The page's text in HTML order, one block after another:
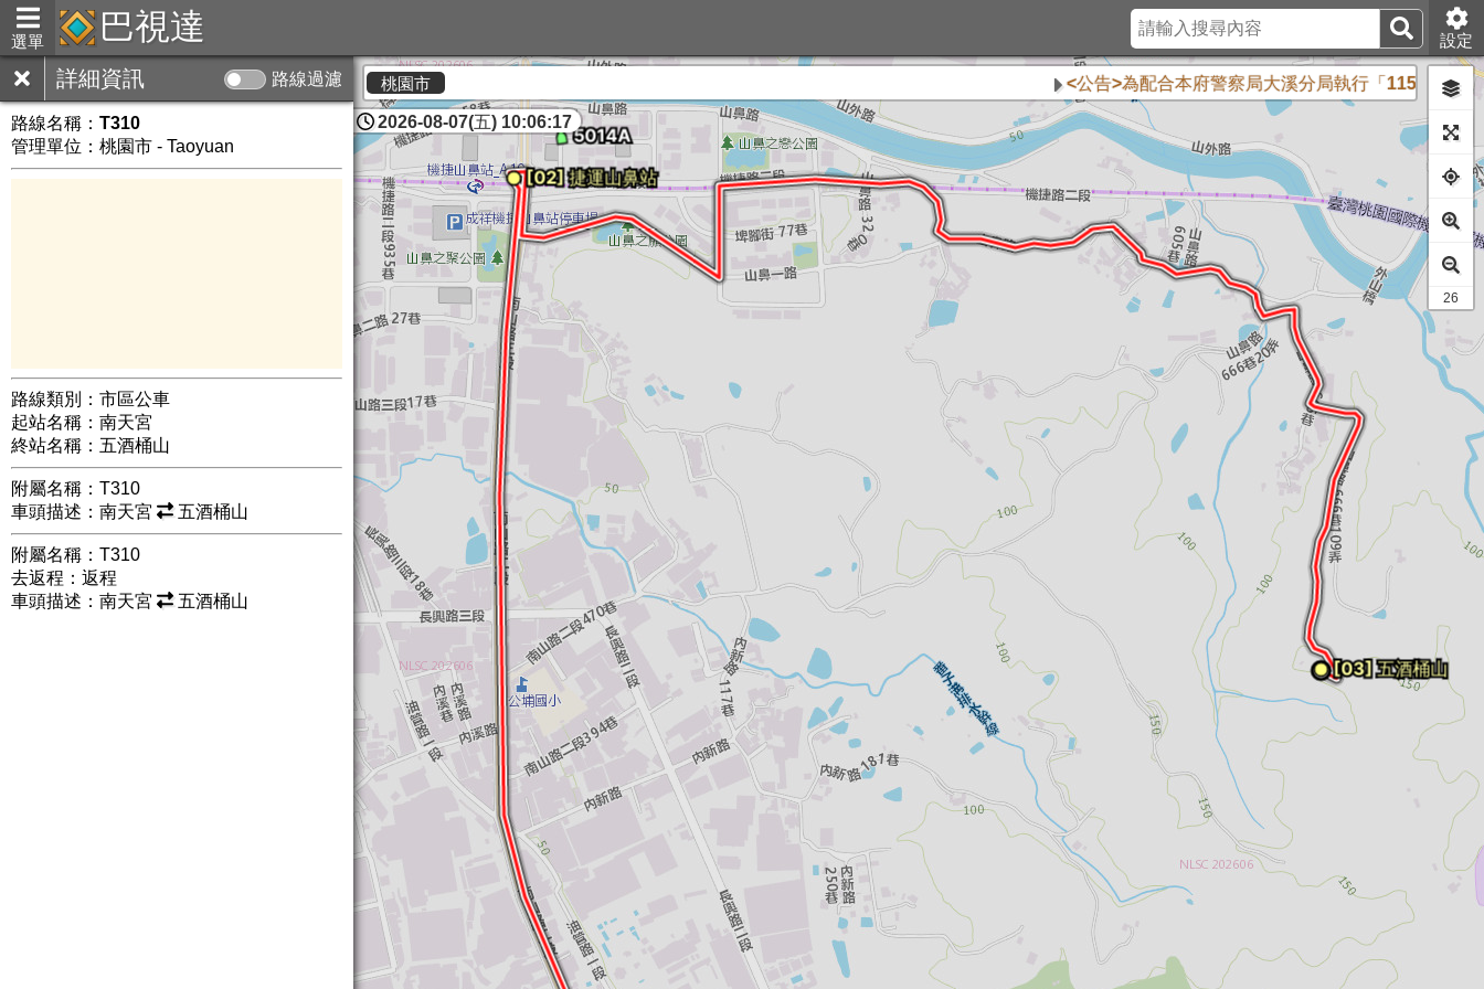
選單 巴視達 設定
詳細資訊 路線過濾
路線名稱： T310
管理單位：桃園市 - Taoyuan
路線類別：市區公車
起站名稱：南天宮
終站名稱：五酒桶山
附屬名稱：T310
車頭描述：南天宮
五酒桶山
附屬名稱：T310
去返程：返程
車頭描述：南天宮
五酒桶山
桃園市 <公告>為配合本府警察局大溪分局執行「115年大溪普濟
2026-08-07(五) 10:06:17
15